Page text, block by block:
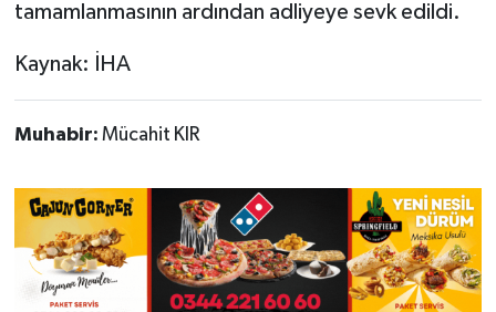
tamamlanmasının ardından adliyeye sevk edildi.
Kaynak: İHA
Muhabir: Mücahit KIR